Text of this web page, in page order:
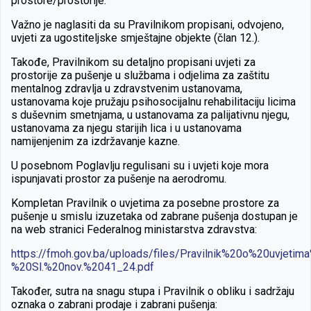
Važno je naglasiti da su Pravilnikom propisani, odvojeno,
uvjeti za ugostiteljske smještajne objekte (član 12.).
Takođe, Pravilnikom su detaljno propisani uvjeti za
prostorije za pušenje u službama i odjelima za zaštitu
mentalnog zdravlja u zdravstvenim ustanovama,
ustanovama koje pružaju psihosocijalnu rehabilitaciju licima
s duševnim smetnjama, u ustanovama za palijativnu njegu,
ustanovama za njegu starijih lica i u ustanovama
namijenjenim za izdržavanje kazne.
U posebnom Poglavlju regulisani su i uvjeti koje mora
ispunjavati prostor za pušenje na aerodromu.
Kompletan Pravilnik o uvjetima za posebne prostore za
pušenje u smislu izuzetaka od zabrane pušenja dostupan je
na web stranici Federalnog ministarstva zdravstva:
https://fmoh.gov.ba/uploads/files/
%20Sl.%20nov.%2041_24.pdf
Također, sutra na snagu stupa i Pravilnik o obliku i sadržaju
oznaka o zabrani prodaje i zabrani pušenja: